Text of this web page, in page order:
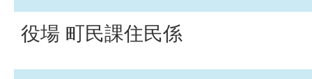
役場 町民課住民係